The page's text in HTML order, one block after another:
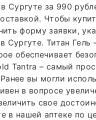
в Сургуте за 990
Чтобы
форму заявки,
Сургуте. Титан
обеспечивает
Tantra – самый
вы могли
в вопросе
свое
в нашей аптеке по